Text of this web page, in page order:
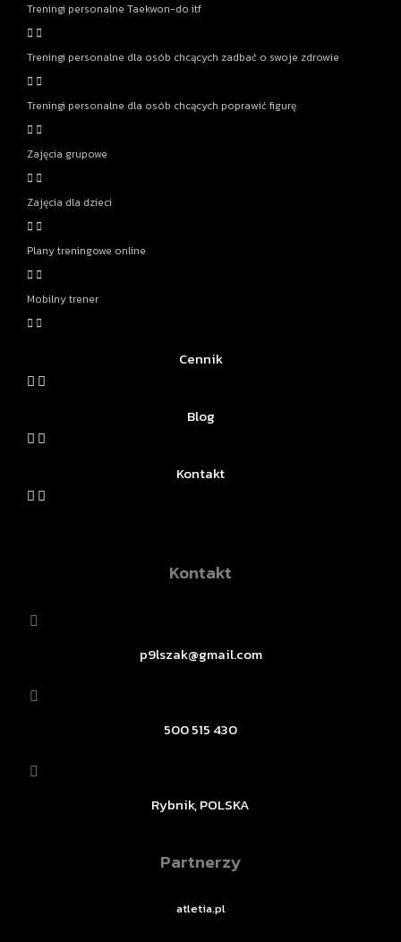
Treningi personalne Taekwon-do itf
Treningi personalne dla osób chcących zadbać o swoje zdrowie
Treningi personalne dla osób chcących poprawić figurę
Zajęcia grupowe
Zajęcia dla dzieci
Plany treningowe online
Mobilny trener
Cennik
Blog
Kontakt
Kontakt
p9lszak@gmail.com
500 515 430
Rybnik, POLSKA
Partnerzy
atletia.pl